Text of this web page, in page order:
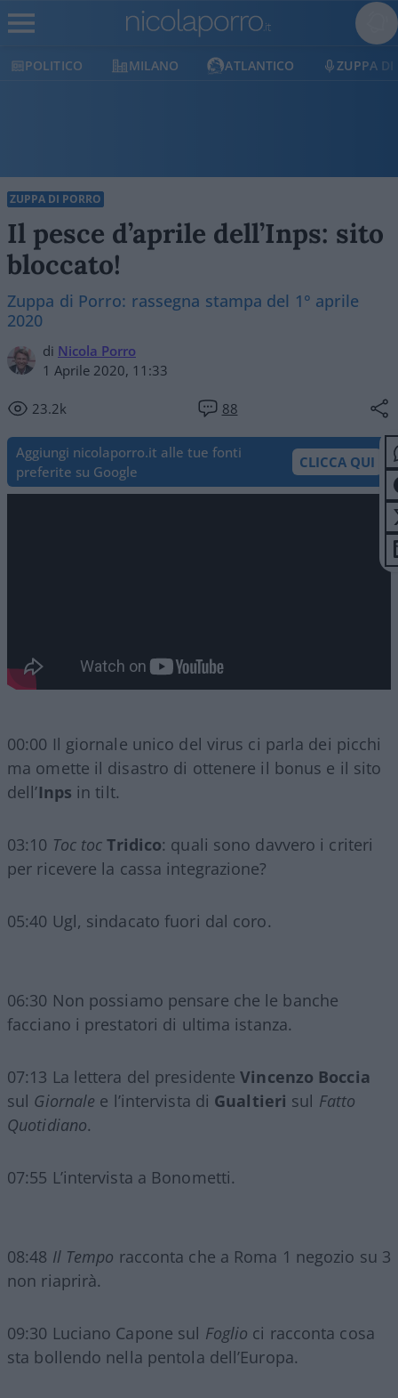
POLITICO MILANO ATLANTICO ZUPPA DI
ZUPPA DI PORRO
Il pesce d’aprile dell’Inps: sito
bloccato!
Zuppa di Porro: rassegna stampa del 1° aprile
2020
di Nicola Porro
1 Aprile 2020, 11:33
23.2k 88
Aggiungi nicolaporro.it alle tue fonti
preferite su Google
CLICCA QUI
00:00 Il giornale unico del virus ci parla dei picchi
ma omette il disastro di ottenere il bonus e il sito
dell’Inps in tilt.
03:10 Toc toc Tridico: quali sono davvero i criteri
per ricevere la cassa integrazione?
05:40 Ugl, sindacato fuori dal coro.
06:30 Non possiamo pensare che le banche
facciano i prestatori di ultima istanza.
07:13 La lettera del presidenteVincenzo Boccia
sul Giornale e l’intervista di Gualtieri sul Fatto
Quotidiano.
07:55 L’intervista a Bonometti.
08:48 Il Tempo racconta che a Roma 1 negozio su 3
non riaprirà.
09:30 Luciano Capone sul Foglio ci racconta cosa
sta bollendo nella pentola dell’Europa.